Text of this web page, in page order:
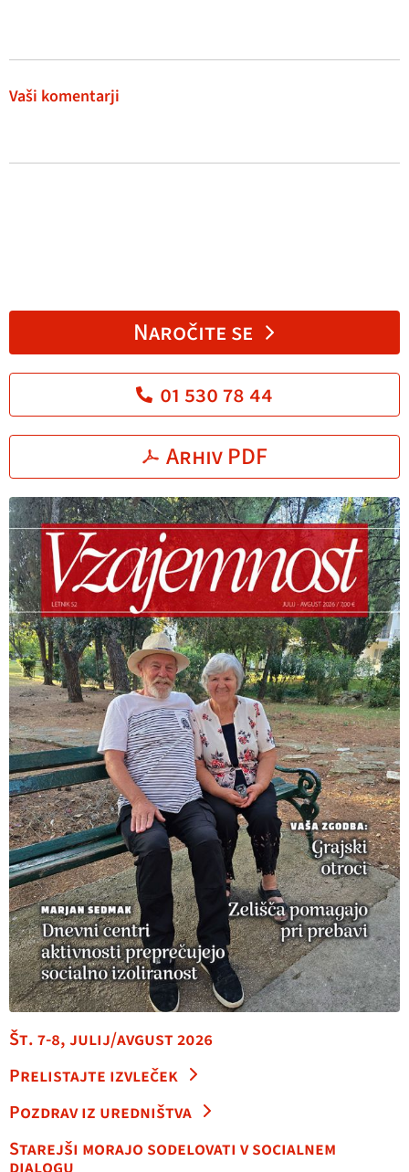
Vaši komentarji
Naročite se
01 530 78 44
Arhiv PDF
Št. 7-8, julij/avgust 2026
Prelistajte izvleček
Pozdrav iz uredništva
Starejši morajo sodelovati v socialnem